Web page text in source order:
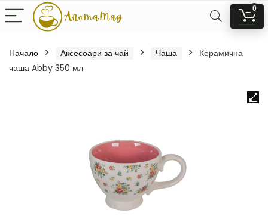
0
Начало Аксесоари за чай Чаша
Керамична
чаша Abby 350 мл